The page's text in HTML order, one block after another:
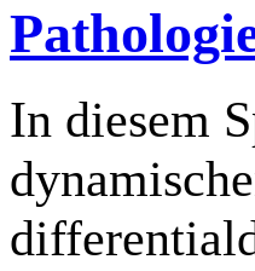
In diesem